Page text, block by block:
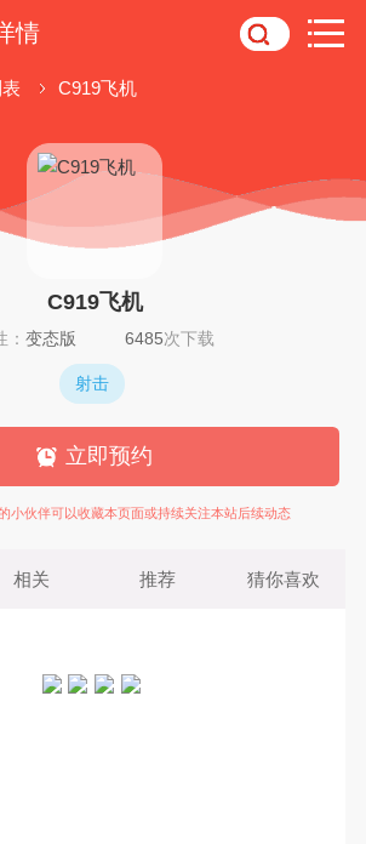
情
C919飞机
C919飞机
： 变态版 6485次下载
射击
立即预约
小伙伴可以收藏本页面或持续关注本站后续动态
相关 推荐 猜你喜欢